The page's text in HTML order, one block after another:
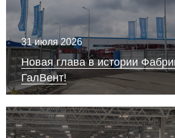
31 июля 2026
Новая глава в истории
ГалВент!